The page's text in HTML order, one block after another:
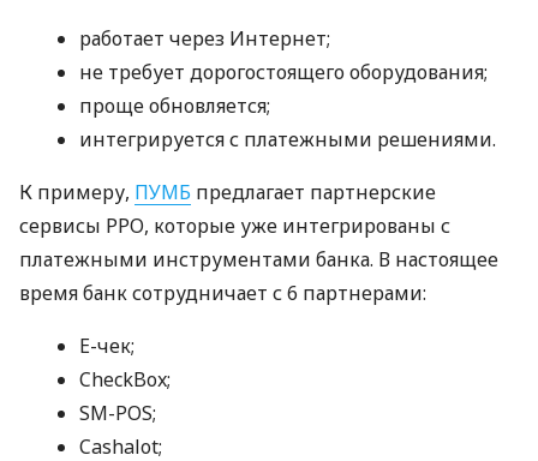
работает через Интернет;
не требует дорогостоящего оборудования;
проще обновляется;
интегрируется с платежными решениями.
К примеру, ПУМБ предлагает партнерские
сервисы РРО, которые уже интегрированы с
платежными инструментами банка. В настоящее
время банк сотрудничает с 6 партнерами:
E-чек;
CheckBox;
SM-POS;
Cashalot;